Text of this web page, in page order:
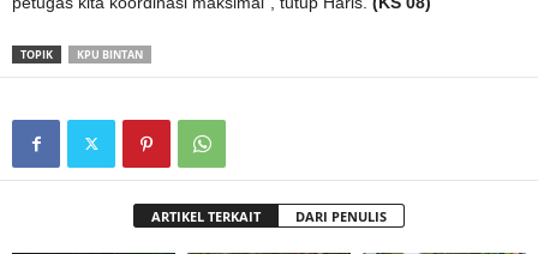
TOPIK KPU BINTAN
ARTIKEL TERKAIT DARI PENULIS